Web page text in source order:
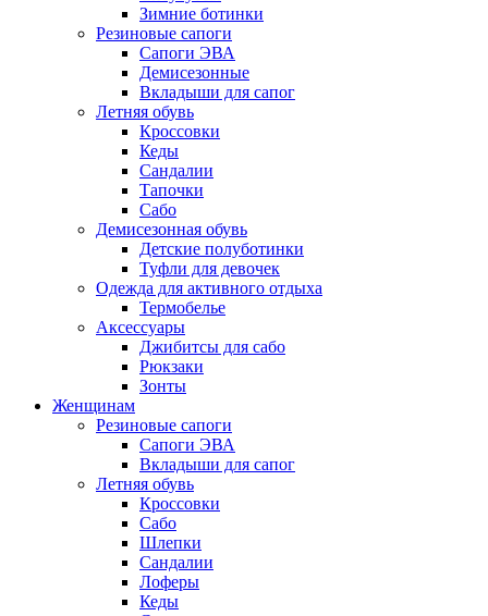
Зимние ботинки
Резиновые сапоги
Сапоги ЭВА
Демисезонные
Вкладыши для сапог
Летняя обувь
Кроссовки
Кеды
Сандалии
Тапочки
Сабо
Демисезонная обувь
Детские полуботинки
Туфли для девочек
Одежда для активного отдыха
Термобелье
Аксессуары
Джибитсы для сабо
Рюкзаки
Зонты
Женщинам
Резиновые сапоги
Cапоги ЭВА
Вкладыши для сапог
Летняя обувь
Кроссовки
Сабо
Шлепки
Сандалии
Лоферы
Кеды